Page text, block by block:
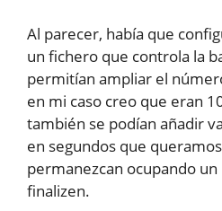
Al parecer, había que
un fichero que controla la
permitían ampliar el
en mi caso creo que eran
también se podían añadir
en segundos que
permanezcan ocupando
finalizen.